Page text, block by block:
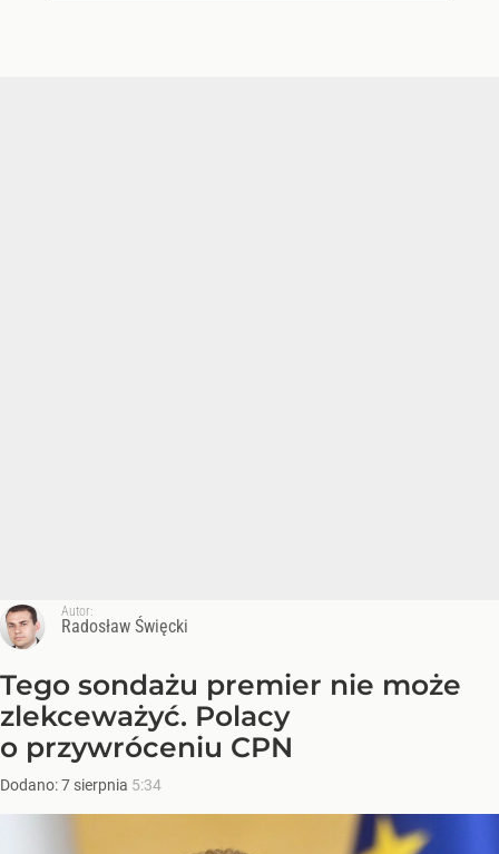
Autor:
Radosław Święcki
Tego sondażu premier nie może
zlekceważyć. Polacy
o przywróceniu CPN
Dodano:7 sierpnia 5:34